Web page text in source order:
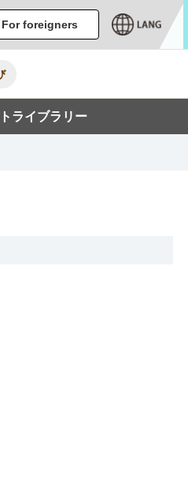
げ
宿泊 アクセス
For foreigners
ライブラリー